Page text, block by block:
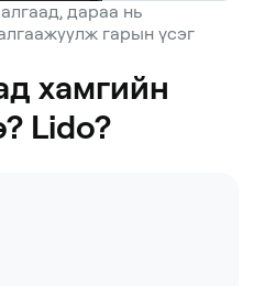
дараа нь
гарын үсэг
хамгийн
Lido?